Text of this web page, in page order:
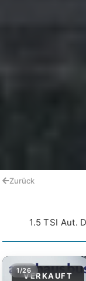
Zurück
1.5 TSI Aut.
VERKAUFT
1/26